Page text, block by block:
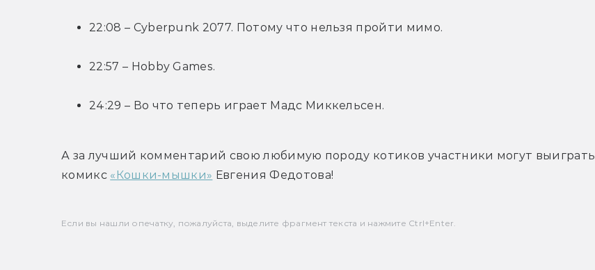
22:08 – Cyberpunk 2077. Потому что нельзя пройти мимо.
22:57 – Hobby Games.
24:29 – Во что теперь играет Мадс Миккельсен.
А за лучший комментарий свою любимую породу котиков участники могут выиграть
комикс «Кошки-мышки» Евгения Федотова!
Если вы нашли опечатку, пожалуйста, выделите фрагмент текста и нажмите Ctrl+Enter.